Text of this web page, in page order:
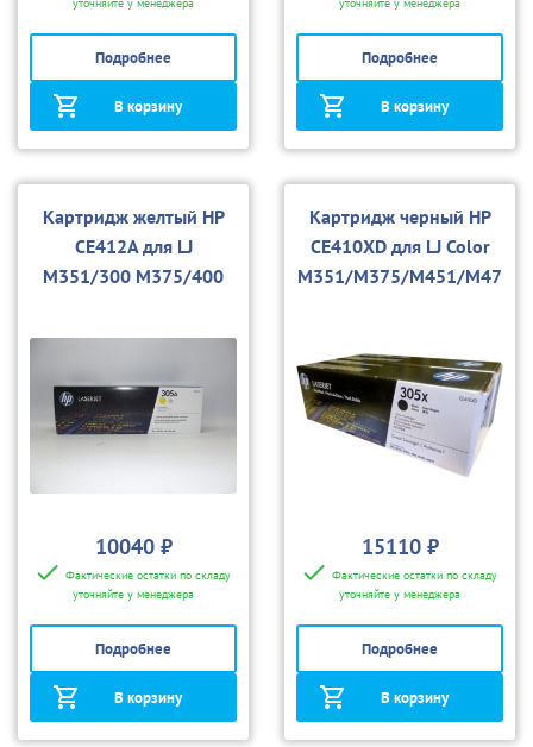
Подробнее
В корзину
Подробнее
В корзину
Картридж желтый HP
CE412A для LJ
M351/300 M375/400
10040 ₽
Фактические остатки по складу
уточняйте у менеджера
Подробнее
В корзину
Картридж черный HP
CE410XD для LJ Color
M351/M375/M451/M47
15110 ₽
Фактические остатки по складу
уточняйте у менеджера
Подробнее
В корзину